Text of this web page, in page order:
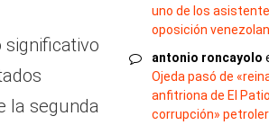
significativo
la segunda
uno de los
oposición
antonio roncayolo
Ojeda pasó de
anfitriona de El
corrupción»